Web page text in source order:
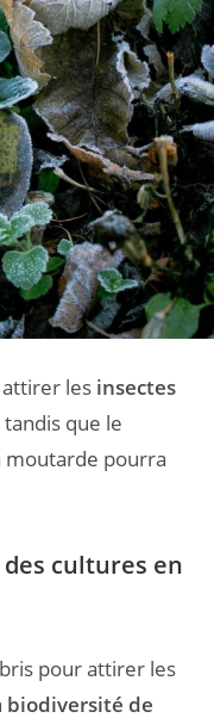
les insectes
que le
moutarde pourra
cultures en
pour attirer les
biodiversité de